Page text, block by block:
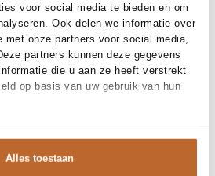
voor social media te bieden en om
Ook delen we informatie over
onze partners voor social media,
partners kunnen deze gegevens
die u aan ze heeft verstrekt
op basis van uw gebruik van hun
Alles toestaan